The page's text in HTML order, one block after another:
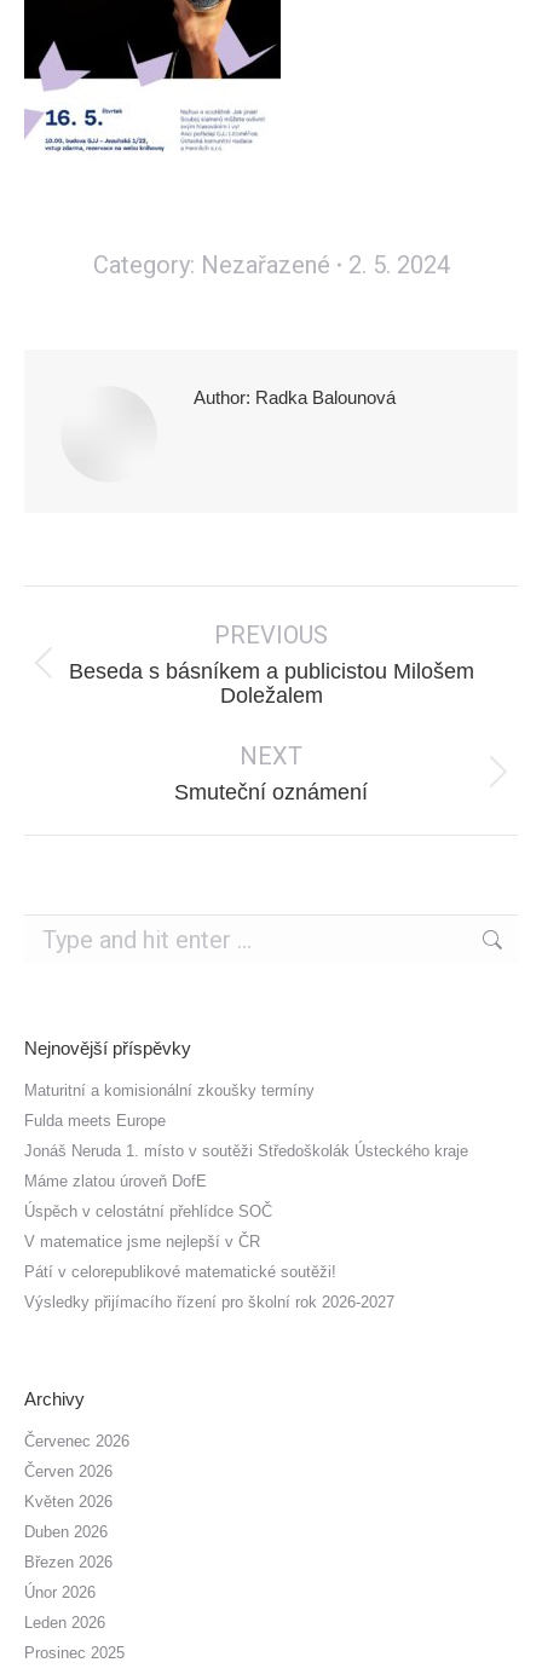
Category: Nezařazené 2. 5. 2024
Author: Radka Balounová
navigation
PREVIOUS
Previous
Beseda s básníkem a publicistou Milošem
Doležalem
NEXT
Next
Smuteční oznámení
Search:
Nejnovější příspěvky
Maturitní a komisionální zkoušky termíny
Fulda meets Europe
Jonáš Neruda 1. místo v soutěži Středoškolák Ústeckého kraje
Máme zlatou úroveň DofE
Úspěch v celostátní přehlídce SOČ
V matematice jsme nejlepší v ČR
Pátí v celorepublikové matematické soutěži!
Výsledky přijímacího řízení pro školní rok 2026-2027
Archivy
Červenec 2026
Červen 2026
Květen 2026
Duben 2026
Březen 2026
Únor 2026
Leden 2026
Prosinec 2025